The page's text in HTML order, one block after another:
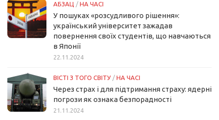
АБЗАЦ / НА ЧАСІ
У пошуках «розсудливого рішення»:
український університет зажадав
повернення своїх студентів, що навчаються
в Японії
22.11.2024
ВІСТІ З ТОГО СВІТУ / НА ЧАСІ
Через страх і для підтримання страху: ядерні
погрози як ознака безпорадності
21.11.2024